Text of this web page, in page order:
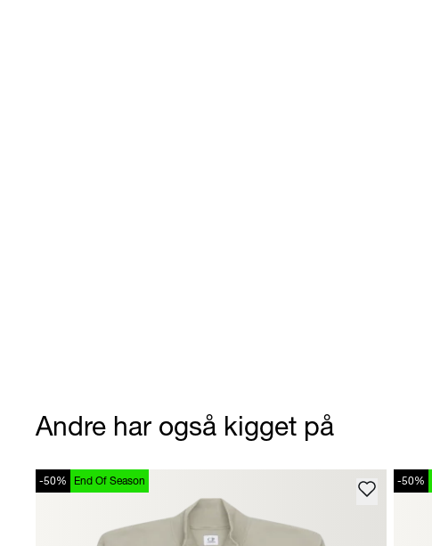
Andre har også kigget på
-50% End Of Season -50%